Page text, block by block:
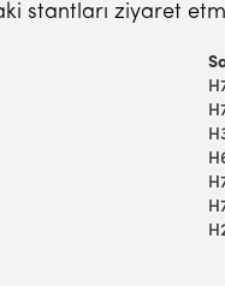
stantları ziyaret